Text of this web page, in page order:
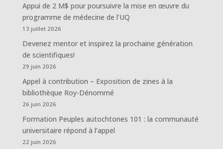
Appui de 2 M$ pour poursuivre la mise en œuvre du
programme de médecine de l’UQ
13 juillet 2026
Devenez mentor et inspirez la prochaine génération
de scientifiques!
29 juin 2026
Appel à contribution – Exposition de zines à la
bibliothèque Roy-Dénommé
26 juin 2026
Formation Peuples autochtones 101 : la communauté
universitaire répond à l’appel
22 juin 2026